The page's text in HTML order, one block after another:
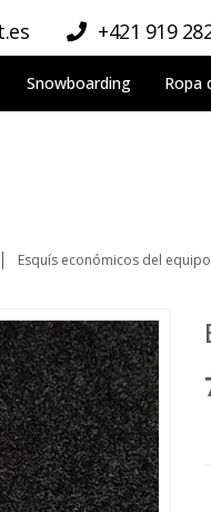
+421 919
Snowboarding Ropa
Esquís económicos del equipo